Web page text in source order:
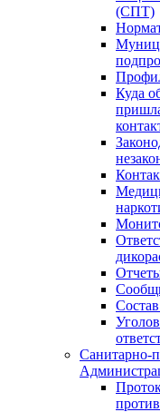
(СПТ)
Куда
Санитарно-